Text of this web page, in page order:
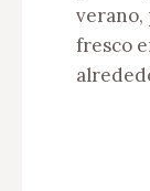
fresco